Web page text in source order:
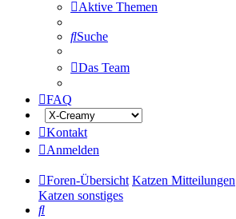
Aktive Themen
Suche
Das Team
FAQ
Kontakt
Anmelden
Foren-Übersicht Katzen Mitteilungen
Katzen sonstiges
Suche